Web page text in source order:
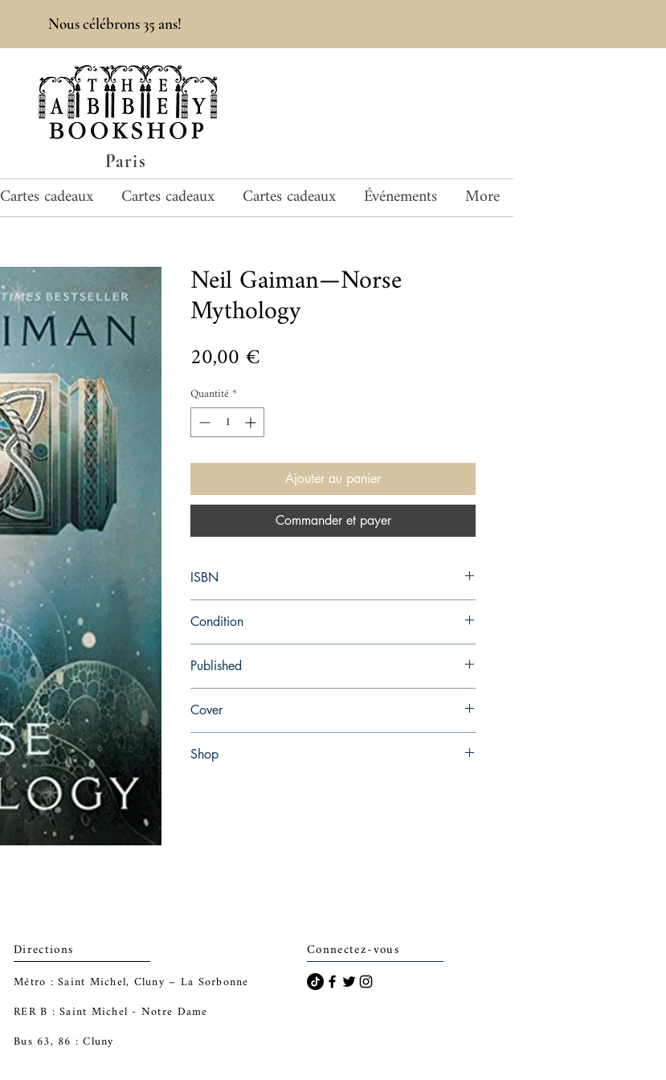
Paris
Nous célébrons 35 ans!
Cartes cadeaux Cartes cadeaux Cartes cadeaux Événements More
Neil Gaiman—Norse
Mythology
20,00 €
Quantité*
Ajouter au panier
Commander et payer
ISBN
Condition
Published
Cover
Shop
Directions
Métro : Saint Michel, Cluny – La Sorbonne
RER B : Saint Michel - Notre Dame
Bus 63, 86 : Cluny
Connectez-vous